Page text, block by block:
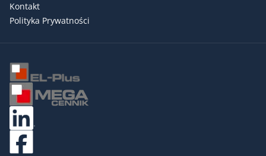
Kontakt
Polityka Prywatności